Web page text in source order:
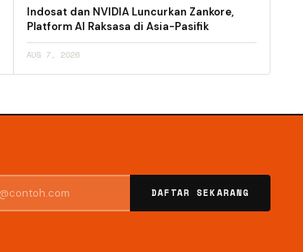
Indosat dan NVIDIA Luncurkan Zankore,
Platform AI Raksasa di Asia-Pasifik
AUG 7, 2026
DAFTAR SEKARANG